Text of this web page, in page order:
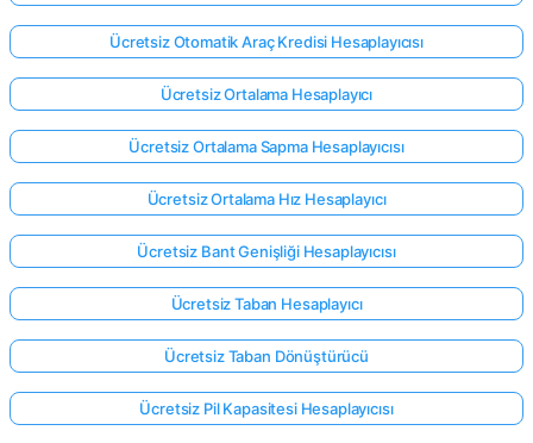
Ücretsiz Otomatik Araç Kredisi Hesaplayıcısı
Ücretsiz Ortalama Hesaplayıcı
Ücretsiz Ortalama Sapma Hesaplayıcısı
Ücretsiz Ortalama Hız Hesaplayıcı
Ücretsiz Bant Genişliği Hesaplayıcısı
Ücretsiz Taban Hesaplayıcı
Ücretsiz Taban Dönüştürücü
Ücretsiz Pil Kapasitesi Hesaplayıcısı